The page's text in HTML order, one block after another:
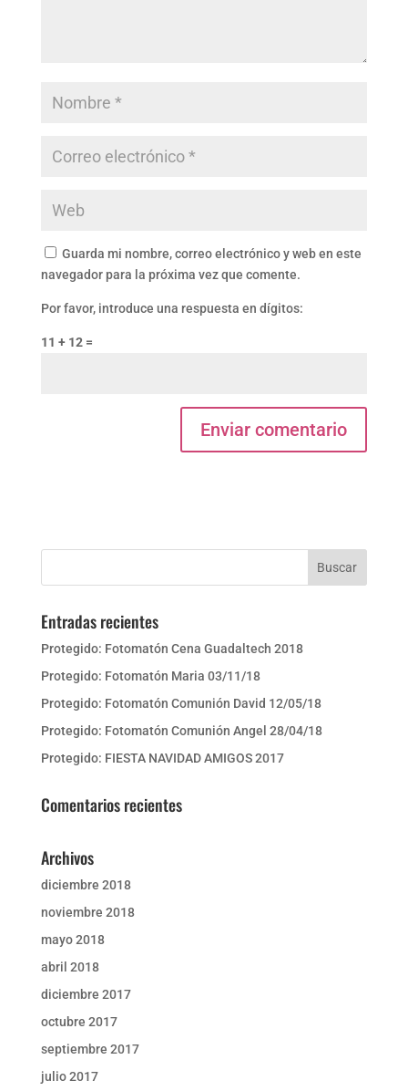
Guarda mi nombre, correo electrónico y web en este
navegador para la próxima vez que comente.
Por favor, introduce una respuesta en dígitos:
11 + 12 =
Entradas recientes
Protegido: Fotomatón Cena Guadaltech 2018
Protegido: Fotomatón Maria 03/11/18
Protegido: Fotomatón Comunión David 12/05/18
Protegido: Fotomatón Comunión Angel 28/04/18
Protegido: FIESTA NAVIDAD AMIGOS 2017
Comentarios recientes
Archivos
diciembre 2018
noviembre 2018
mayo 2018
abril 2018
diciembre 2017
octubre 2017
septiembre 2017
julio 2017